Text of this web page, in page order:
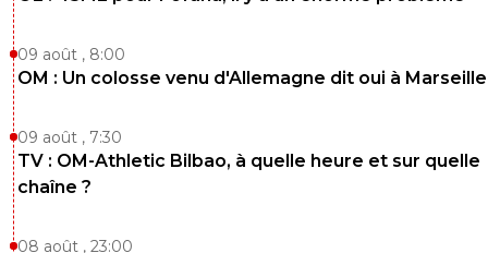
09 août , 8:00
OM : Un colosse venu d'Allemagne dit oui à Marseille
09 août , 7:30
TV : OM-Athletic Bilbao, à quelle heure et sur quelle
chaîne ?
08 août , 23:00